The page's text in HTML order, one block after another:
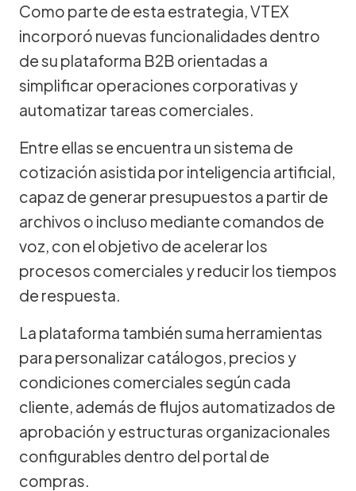
Como parte de esta estrategia, VTEX
incorporó nuevas funcionalidades dentro
de su plataforma B2B orientadas a
simplificar operaciones corporativas y
automatizar tareas comerciales.
Entre ellas se encuentra un sistema de
cotización asistida por inteligencia artificial,
capaz de generar presupuestos a partir de
archivos o incluso mediante comandos de
voz, con el objetivo de acelerar los
procesos comerciales y reducir los tiempos
de respuesta.
La plataforma también suma herramientas
para personalizar catálogos, precios y
condiciones comerciales según cada
cliente, además de flujos automatizados de
aprobación y estructuras organizacionales
configurables dentro del portal de
compras.